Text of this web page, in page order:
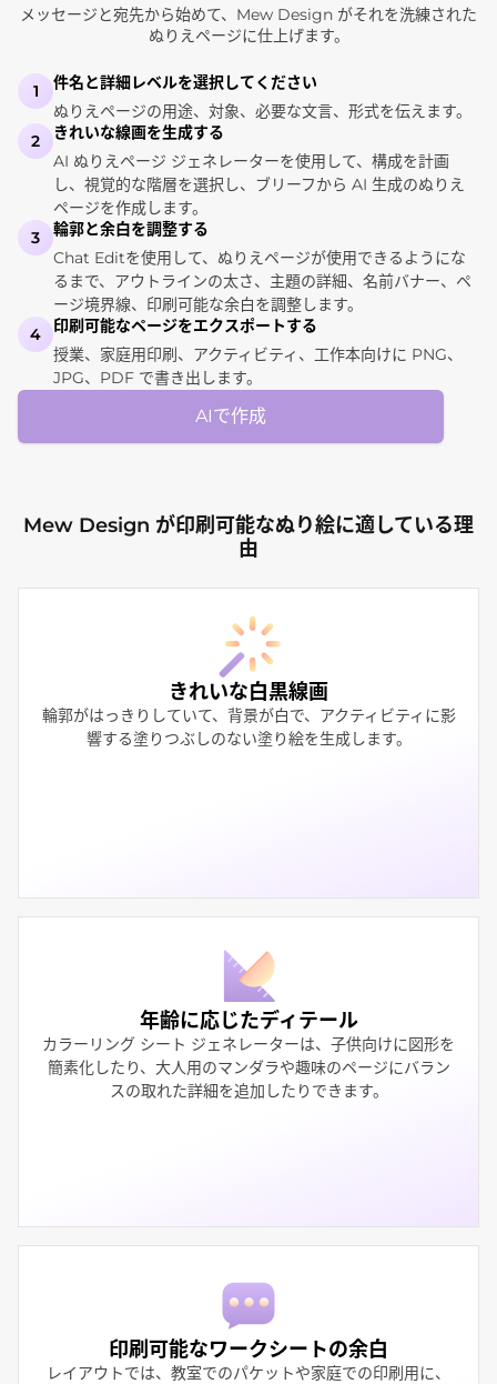
メッセージと宛先から始めて、Mew Design がそれを洗練された
ぬりえページに仕上げます。
1
件名と詳細レベルを選択してください
ぬりえページの用途、対象、必要な文言、形式を伝えます。
2
きれいな線画を生成する
AI ぬりえページ ジェネレーターを使用して、構成を計画
し、視覚的な階層を選択し、ブリーフから AI 生成のぬりえ
ページを作成します。
3
輪郭と余白を調整する
Chat Editを使用して、ぬりえページが使用できるようにな
るまで、アウトラインの太さ、主題の詳細、名前バナー、ペ
ージ境界線、印刷可能な余白を調整します。
4
印刷可能なページをエクスポートする
授業、家庭用印刷、アクティビティ、工作本向けに PNG、
JPG、PDF で書き出します。
AIで作成
Mew Design が印刷可能なぬり絵に適している理
由
きれいな白黒線画
輪郭がはっきりしていて、背景が白で、アクティビティに影
響する塗りつぶしのない塗り絵を生成します。
年齢に応じたディテール
カラーリング シート ジェネレーターは、子供向けに図形を
簡素化したり、大人用のマンダラや趣味のページにバラン
スの取れた詳細を追加したりできます。
印刷可能なワークシートの余白
レイアウトでは、教室でのパケットや家庭での印刷用に、